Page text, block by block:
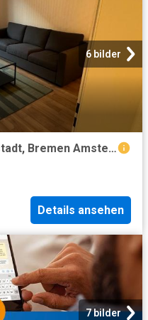
6 bilder
Lovely suite in Östliche Vorstadt, Bremen Amsterdam Apartments for Rent
Details ansehen
7 bilder